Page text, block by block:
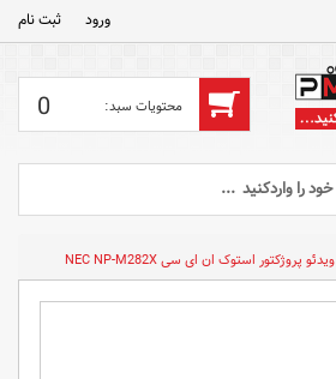
ورود ثبت‌ نام
0
ویدئو پروژکتور استوک ان ای سی NEC NP-M282X